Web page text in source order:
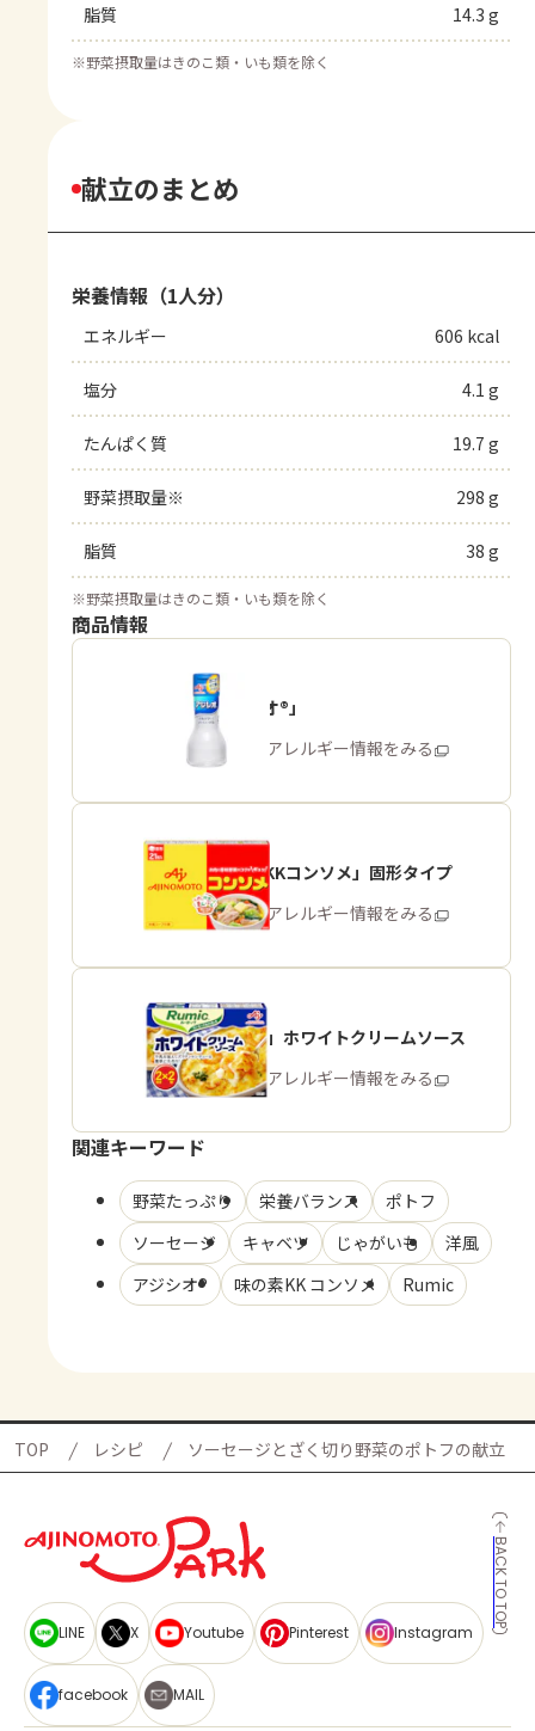
脂質 14.3 g
※野菜摂取量はきのこ類・いも類を除く
献立のまとめ
栄養情報（1人分）
エネルギー 606 kcal
塩分 4.1 g
たんぱく質 19.7 g
野菜摂取量※ 298 g
脂質 38 g
※野菜摂取量はきのこ類・いも類を除く
商品情報
「アジシオ®」
商品・アレルギー情報をみる
「味の素KKコンソメ」固形タイプ
商品・アレルギー情報をみる
「Rumic」ホワイトクリームソース
商品・アレルギー情報をみる
関連キーワード
野菜たっぷり 栄養バランス
ポトフ
ソーセージ
キャベツ じゃがいも
洋風
アジシオ®
味の素KK コンソメ Rumic
TOP レシピ ソーセージとざく切り野菜のポトフの献立
BACK TO TOP
LINE X Youtube Pinterest Instagram
facebook MAIL